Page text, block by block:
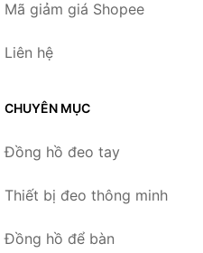
Mã giảm giá Shopee
Liên hệ
CHUYÊN MỤC
Đồng hồ đeo tay
Thiết bị đeo thông minh
Đồng hồ để bàn